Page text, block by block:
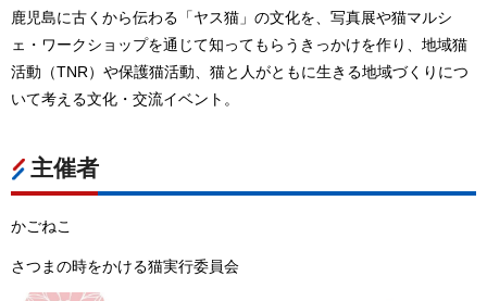
鹿児島に古くから伝わる「ヤス猫」の文化を、写真展や猫マルシ
ェ・ワークショップを通じて知ってもらうきっかけを作り、地域猫
活動（TNR）や保護猫活動、猫と人がともに生きる地域づくりにつ
いて考える文化・交流イベント。
主催者
かごねこ
さつまの時をかける猫実行委員会